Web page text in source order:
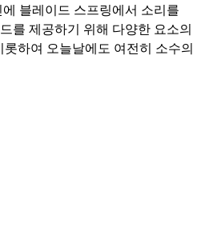
블레이드 스프링에서 소리를
를 제공하기 위해 다양한 요소의
하여 오늘날에도 여전히 소수의